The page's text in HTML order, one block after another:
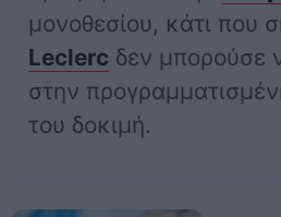
μονοθεσίου, κάτι που
Leclerc δεν μπορούσε
στην
του δοκιμή.